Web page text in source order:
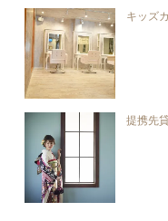
キッズ
提携先